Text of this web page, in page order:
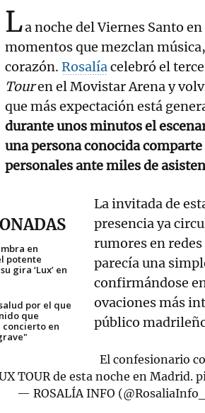
La noche del Viernes Santo
momentos que mezclan
corazón. Rosalíacelebró el
Touren el Movistar Arena y
que más expectación está
durante unos minutos el
una persona conocida
personales ante miles de
en
potente
gira ‘Lux’ en
por el que
que
concierto en
La invitada de
presencia ya
rumores en
parecía una
confirmándose
ovaciones más
público
El confesionario
TOUR de esta noche en Madrid.
— ROSALÍA INFO